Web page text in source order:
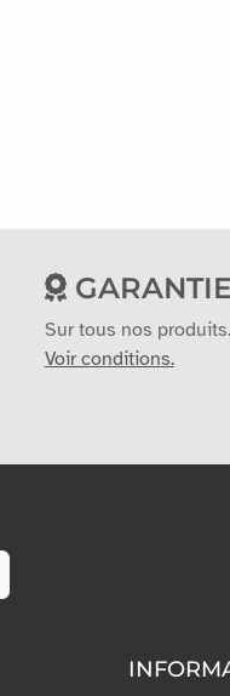
Sur tous nos
Voir conditions.